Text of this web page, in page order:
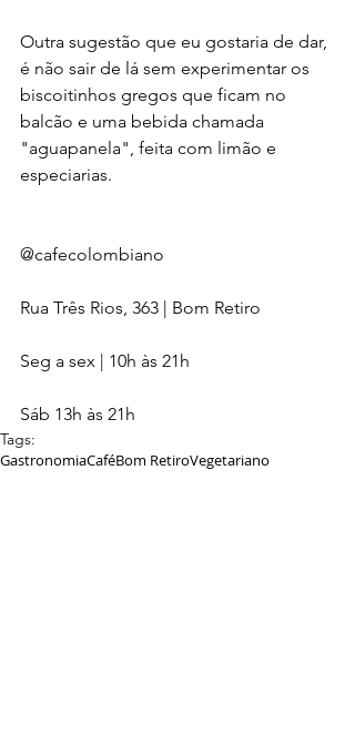
Outra sugestão que eu gostaria de dar,
é não sair de lá sem experimentar os
biscoitinhos gregos que ficam no
balcão e uma bebida chamada
"aguapanela", feita com limão e
especiarias.
@cafecolombiano
Rua Três Rios, 363 | Bom Retiro
Seg a sex | 10h às 21h
Sáb 13h às 21h
Tags:
GastronomiaCaféBom RetiroVegetariano